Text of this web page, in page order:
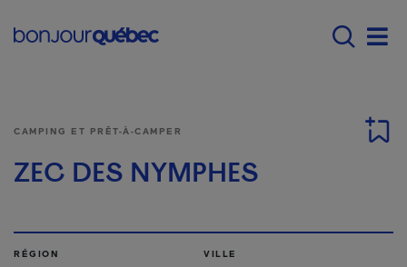
Main navigation -
CAMPING ET PRÊT-À-CAMPER
ZEC DES NYMPHES
RÉGION VILLE